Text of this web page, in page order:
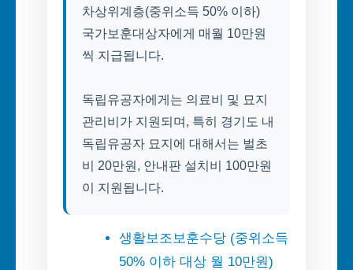
차상위계층(중위소득 50% 이하)
국가보훈대상자에게 매월 10만원
씩 지급됩니다.
독립유공자에게는 의료비 및 묘지
관리비가 지원되며, 특히 경기도 내
독립유공자 묘지에 대해서는 벌초
비 20만원, 안내판 설치비 100만원
이 지원됩니다.
생활보조보훈수당 (중위소득
50% 이하 대상 월 10만원)